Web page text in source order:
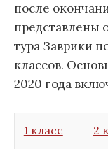
после
представлены
тура Заврики
классов.
2020 года
1 класс 2